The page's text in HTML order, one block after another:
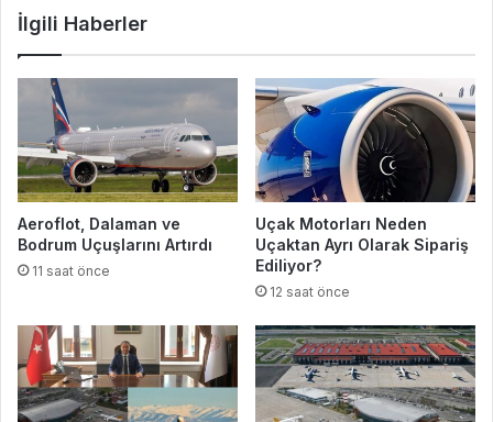
İlgili Haberler
Aeroflot, Dalaman ve
Bodrum Uçuşlarını Artırdı
11 saat önce
Uçak Motorları Neden
Uçaktan Ayrı Olarak Sipariş
Ediliyor?
12 saat önce